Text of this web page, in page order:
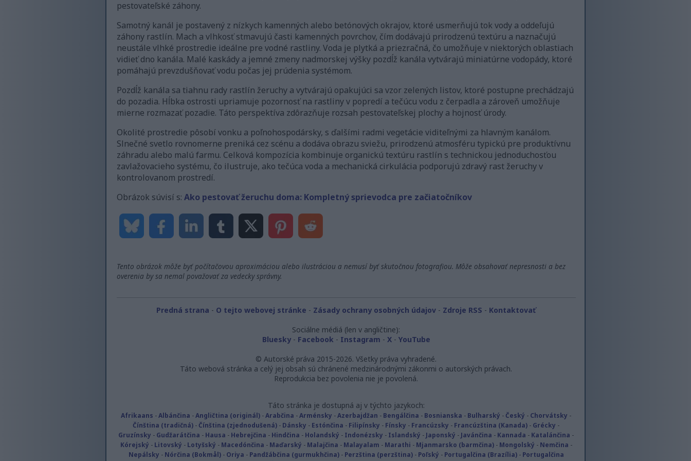
pestovateľské záhony.
Samotný kanál je postavený z nízkych kamenných alebo betónových okrajov, ktoré usmerňujú tok vody a oddeľujú
záhony rastlín. Mach a vlhkosť stmavujú časti kamenných povrchov, čím dodávajú prirodzenú textúru a naznačujú
neustále vlhké prostredie ideálne pre vodné rastliny. Voda je plytká a priezračná, čo umožňuje v niektorých oblastiach
vidieť dno kanála. Malé kaskády a jemné zmeny nadmorskej výšky pozdĺž kanála vytvárajú miniatúrne vodopády, ktoré
pomáhajú prevzdušňovať vodu počas jej prúdenia systémom.
Pozdĺž kanála sa tiahnu rady rastlín žeruchy a vytvárajú opakujúci sa vzor zelených listov, ktoré postupne prechádzajú
do pozadia. Hĺbka ostrosti upriamuje pozornosť na rastliny v popredí a tečúcu vodu z čerpadla a zároveň umožňuje
mierne rozmazať pozadie. Táto perspektíva zdôrazňuje rozsah pestovateľskej plochy a hojnosť úrody.
Okolité prostredie pôsobí vonku a poľnohospodársky, s ďalšími radmi vegetácie viditeľnými za hlavným kanálom.
Slnečné svetlo rovnomerne preniká cez scénu a dodáva obrazu sviežu, prirodzenú atmosféru typickú pre produktívnu
záhradu alebo malú farmu. Celková kompozícia kombinuje organickú textúru rastlín s technickou jednoduchosťou
zavlažovacieho systému, čo ilustruje, ako tečúca voda a mechanická cirkulácia podporujú zdravý rast žeruchy v
kontrolovanom prostredí.
Obrázok súvisí s: Ako pestovať žeruchu doma: Kompletný sprievodca pre začiatočníkov
Tento obrázok môže byť počítačovou aproximáciou alebo ilustráciou a nemusí byť skutočnou fotografiou. Môže obsahovať nepresnosti a bez
overenia by sa nemal považovať za vedecky správny.
Predná strana - O tejto webovej stránke - Zásady ochrany osobných údajov - Zdroje RSS - Kontaktovať
Sociálne médiá (len v angličtine):
Bluesky- Facebook - Instagram - X- YouTube
© Autorské práva 2015-2026. Všetky práva vyhradené.
Táto webová stránka a celý jej obsah sú chránené medzinárodnými zákonmi o autorských právach.
Reprodukcia bez povolenia nie je povolená.
Táto stránka je dostupná aj v týchto jazykoch:
Afrikaans -Albánčina -Angličtina (originál) -Arabčina -Arménsky -Azerbajdžan - Bengálčina - Bosnianska - Bulharský - Český - Chorvátsky -
Čínština (tradičná) - Čínština (zjednodušená) - Dánsky - Estónčina - Filipínsky - Fínsky - Francúzsky - Francúzština (Kanada) - Grécky -
Gruzínsky - Gudžarátčina - Hausa - Hebrejčina - Hindčina - Holandský - Indonézsky - Islandský -Japonský -Javánčina - Kannada - Katalánčina -
Kórejský - Litovský - Lotyšský - Macedónčina - Maďarský - Malajčina - Malayalam - Marathi - Mjanmarsko (barmčina)- Mongolský - Nemčina -
Nepálsky - Nórčina (Bokmål)- Oriya - Pandžábčina (gurmukhčina)- Perzština (perzština)- Poľský - Portugalčina (Brazília)- Portugalčina